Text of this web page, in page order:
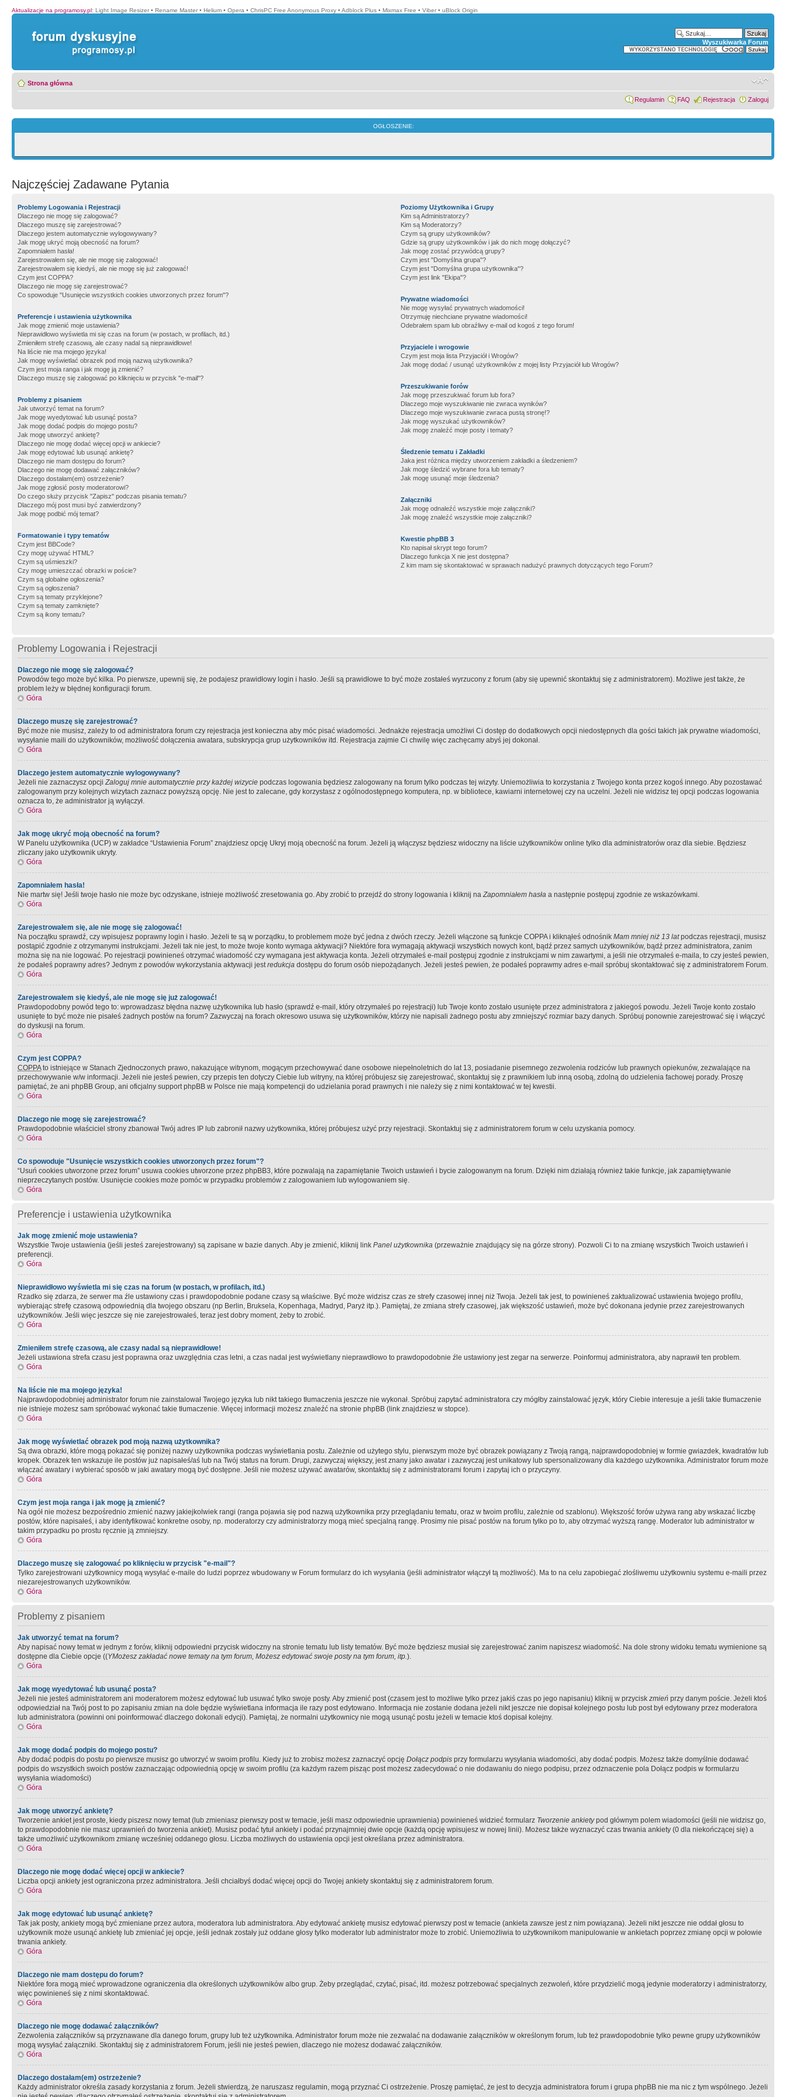
Aktualizacje na programosy.pl: Light Image Resizer • Rename Master • Helium • Opera • ChrisPC Free Anonymous Proxy • Adblock Plus • Mixmax Free • Viber • uBlock Origin
Wyszukiwarka Forum
Strona główna
Regulamin FAQ Rejestracja Zaloguj
OGŁOSZENIE:
Najczęściej Zadawane Pytania
Problemy Logowania i Rejestracji
Dlaczego nie mogę się zalogować?
Dlaczego muszę się zarejestrować?
Dlaczego jestem automatycznie wylogowywany?
Jak mogę ukryć moją obecność na forum?
Zapomniałem hasła!
Zarejestrowałem się, ale nie mogę się zalogować!
Zarejestrowałem się kiedyś, ale nie mogę się już zalogować!
Czym jest COPPA?
Dlaczego nie mogę się zarejestrować?
Co spowoduje "Usunięcie wszystkich cookies utworzonych przez forum"?
Preferencje i ustawienia użytkownika
Jak mogę zmienić moje ustawienia?
Nieprawidłowo wyświetla mi się czas na forum (w postach, w profilach, itd.)
Zmieniłem strefę czasową, ale czasy nadal są nieprawidłowe!
Na liście nie ma mojego języka!
Jak mogę wyświetlać obrazek pod moją nazwą użytkownika?
Czym jest moja ranga i jak mogę ją zmienić?
Dlaczego muszę się zalogować po kliknięciu w przycisk "e-mail"?
Problemy z pisaniem
Jak utworzyć temat na forum?
Jak mogę wyedytować lub usunąć posta?
Jak mogę dodać podpis do mojego postu?
Jak mogę utworzyć ankietę?
Dlaczego nie mogę dodać więcej opcji w ankiecie?
Jak mogę edytować lub usunąć ankietę?
Dlaczego nie mam dostępu do forum?
Dlaczego nie mogę dodawać załączników?
Dlaczego dostałam(em) ostrzeżenie?
Jak mogę zgłosić posty moderatorowi?
Do czego służy przycisk "Zapisz" podczas pisania tematu?
Dlaczego mój post musi być zatwierdzony?
Jak mogę podbić mój temat?
Formatowanie i typy tematów
Czym jest BBCode?
Czy mogę używać HTML?
Czym są uśmieszki?
Czy mogę umieszczać obrazki w poście?
Czym są globalne ogłoszenia?
Czym są ogłoszenia?
Czym są tematy przyklejone?
Czym są tematy zamknięte?
Czym są ikony tematu?
Poziomy Użytkownika i Grupy
Kim są Administratorzy?
Kim są Moderatorzy?
Czym są grupy użytkowników?
Gdzie są grupy użytkowników i jak do nich mogę dołączyć?
Jak mogę zostać przywódcą grupy?
Czym jest "Domyślna grupa"?
Czym jest "Domyślna grupa użytkownika"?
Czym jest link "Ekipa"?
Prywatne wiadomości
Nie mogę wysyłać prywatnych wiadomości!
Otrzymuję niechciane prywatne wiadomości!
Odebrałem spam lub obraźliwy e-mail od kogoś z tego forum!
Przyjaciele i wrogowie
Czym jest moja lista Przyjaciół i Wrogów?
Jak mogę dodać / usunąć użytkowników z mojej listy Przyjaciół lub Wrogów?
Przeszukiwanie forów
Jak mogę przeszukiwać forum lub fora?
Dlaczego moje wyszukiwanie nie zwraca wyników?
Dlaczego moje wyszukiwanie zwraca pustą stronę!?
Jak mogę wyszukać użytkowników?
Jak mogę znaleźć moje posty i tematy?
Śledzenie tematu i Zakładki
Jaka jest różnica między utworzeniem zakładki a śledzeniem?
Jak mogę śledzić wybrane fora lub tematy?
Jak mogę usunąć moje śledzenia?
Załączniki
Jak mogę odnaleźć wszystkie moje załączniki?
Jak mogę znaleźć wszystkie moje załączniki?
Kwestie phpBB 3
Kto napisał skrypt tego forum?
Dlaczego funkcja X nie jest dostępna?
Z kim mam się skontaktować w sprawach nadużyć prawnych dotyczących tego Forum?
Problemy Logowania i Rejestracji
Dlaczego nie mogę się zalogować?
Powodów tego może być kilka. Po pierwsze, upewnij się, że podajesz prawidłowy login i hasło. Jeśli są prawidłowe to być może zostałeś wyrzucony z forum (aby się upewnić skontaktuj się z administratorem). Możliwe jest także, że
problem leży w błędnej konfiguracji forum.
Góra
Dlaczego muszę się zarejestrować?
Być może nie musisz, zależy to od administratora forum czy rejestracja jest konieczna aby móc pisać wiadomości. Jednakże rejestracja umożliwi Ci dostęp do dodatkowych opcji niedostępnych dla gości takich jak prywatne wiadomości,
wysyłanie maili do użytkowników, możliwość dołączenia awatara, subskrypcja grup użytkowników itd. Rejestracja zajmie Ci chwilę więc zachęcamy abyś jej dokonał.
Góra
Dlaczego jestem automatycznie wylogowywany?
Jeżeli nie zaznaczysz opcjiZaloguj mnie automatycznie przy każdej wizycie podczas logowania będziesz zalogowany na forum tylko podczas tej wizyty. Uniemożliwia to korzystania z Twojego konta przez kogoś innego. Aby pozostawać
zalogowanym przy kolejnych wizytach zaznacz powyższą opcję. Nie jest to zalecane, gdy korzystasz z ogólnodostępnego komputera, np. w bibliotece, kawiarni internetowej czy na uczelni. Jeżeli nie widzisz tej opcji podczas logowania
oznacza to, że administrator ją wyłączył.
Góra
Jak mogę ukryć moją obecność na forum?
W Panelu użytkownika (UCP) w zakładce “Ustawienia Forum” znajdziesz opcję Ukryj moją obecność na forum. Jeżeli ją włączysz będziesz widoczny na liście użytkowników online tylko dla administratorów oraz dla siebie. Będziesz
zliczany jako użytkownik ukryty.
Góra
Zapomniałem hasła!
Nie martw się! Jeśli twoje hasło nie może byc odzyskane, istnieje możliwość zresetowania go. Aby zrobić to przejdź do strony logowania i kliknij naZapomniałem hasła a następnie postępuj zgodnie ze wskazówkami.
Góra
Zarejestrowałem się, ale nie mogę się zalogować!
Na początku sprawdź, czy wpisujesz poprawny login i hasło. Jeżeli te są w porządku, to problemem może być jedna z dwóch rzeczy. Jeżeli włączone są funkcje COPPA i kliknąłeś odnośnik Mam mniej niż 13 latpodczas rejestracji, musisz
postąpić zgodnie z otrzymanymi instrukcjami. Jeżeli tak nie jest, to może twoje konto wymaga aktywacji? Niektóre fora wymagają aktywacji wszystkich nowych kont, bądź przez samych użytkowników, bądź przez administratora, zanim
można się na nie logować. Po rejestracji powinieneś otrzymać wiadomość czy wymagana jest aktywacja konta. Jeżeli otrzymałeś e-mail postępuj zgodnie z instrukcjami w nim zawartymi, a jeśli nie otrzymałeś e-maila, to czy jesteś pewien,
że podałeś poprawny adres? Jednym z powodów wykorzystania aktywacji jestredukcja dostępu do forum osób niepożądanych. Jeżeli jesteś pewien, że podałeś poprawmy adres e-mail spróbuj skontaktować się z administratorem Forum.
Góra
Zarejestrowałem się kiedyś, ale nie mogę się już zalogować!
Prawdopodobny powód tego to: wprowadzasz błędna nazwę użytkownika lub hasło (sprawdź e-mail, który otrzymałeś po rejestracji) lub Twoje konto zostało usunięte przez administratora z jakiegoś powodu. Jeżeli Twoje konto zostało
usunięte to być może nie pisałeś żadnych postów na forum? Zazwyczaj na forach okresowo usuwa się użytkowników, którzy nie napisali żadnego postu aby zmniejszyć rozmiar bazy danych. Spróbuj ponownie zarejestrować się i włączyć
do dyskusji na forum.
Góra
Czym jest COPPA?
COPPAto istniejące w Stanach Zjednoczonych prawo, nakazujące witrynom, mogącym przechowywać dane osobowe niepełnoletnich do lat 13, posiadanie pisemnego zezwolenia rodziców lub prawnych opiekunów, zezwalające na
przechowywanie w/w informacji. Jeżeli nie jesteś pewien, czy przepis ten dotyczy Ciebie lub witryny, na której próbujesz się zarejestrować, skontaktuj się z prawnikiem lub inną osobą, zdolną do udzielenia fachowej porady. Proszę
pamiętać, że ani phpBB Group, ani oficjalny support phpBB w Polsce nie mają kompetencji do udzielania porad prawnych i nie należy się z nimi kontaktować w tej kwestii.
Góra
Dlaczego nie mogę się zarejestrować?
Prawdopodobnie właściciel strony zbanował Twój adres IP lub zabronił nazwy użytkownika, której próbujesz użyć przy rejestracji. Skontaktuj się z administratorem forum w celu uzyskania pomocy.
Góra
Co spowoduje "Usunięcie wszystkich cookies utworzonych przez forum"?
“Usuń cookies utworzone przez forum” usuwa cookies utworzone przez phpBB3, które pozwalają na zapamiętanie Twoich ustawień i bycie zalogowanym na forum. Dzięki nim działają również takie funkcje, jak zapamiętywanie
nieprzeczytanych postów. Usunięcie cookies może pomóc w przypadku problemów z zalogowaniem lub wylogowaniem się.
Góra
Preferencje i ustawienia użytkownika
Jak mogę zmienić moje ustawienia?
Wszystkie Twoje ustawienia (jeśli jesteś zarejestrowany) są zapisane w bazie danych. Aby je zmienić, kliknij link Panel użytkownika (przeważnie znajdujący się na górze strony). Pozwoli Ci to na zmianę wszystkich Twoich ustawień i
preferencji.
Góra
Nieprawidłowo wyświetla mi się czas na forum (w postach, w profilach, itd.)
Rzadko się zdarza, że serwer ma źle ustawiony czas i prawdopodobnie podane czasy są właściwe. Być może widzisz czas ze strefy czasowej innej niż Twoja. Jeżeli tak jest, to powinieneś zaktualizować ustawienia twojego profilu,
wybierając strefę czasową odpowiednią dla twojego obszaru (np Berlin, Bruksela, Kopenhaga, Madryd, Paryż itp.). Pamiętaj, że zmiana strefy czasowej, jak większość ustawień, może być dokonana jedynie przez zarejestrowanych
użytkowników. Jeśli więc jeszcze się nie zarejestrowałeś, teraz jest dobry moment, żeby to zrobić.
Góra
Zmieniłem strefę czasową, ale czasy nadal są nieprawidłowe!
Jeżeli ustawiona strefa czasu jest poprawna oraz uwzględnia czas letni, a czas nadal jest wyświetlany nieprawdłowo to prawdopodobnie źle ustawiony jest zegar na serwerze. Poinformuj administratora, aby naprawił ten problem.
Góra
Na liście nie ma mojego języka!
Najprawdopodobniej administrator forum nie zainstalował Twojego języka lub nikt takiego tłumaczenia jeszcze nie wykonał. Spróbuj zapytać administratora czy mógłby zainstalować język, który Ciebie interesuje a jeśli takie tłumaczenie
nie istnieje możesz sam spróbować wykonać takie tłumaczenie. Więcej informacji możesz znaleźć na stronie phpBB (link znajdziesz w stopce).
Góra
Jak mogę wyświetlać obrazek pod moją nazwą użytkownika?
Są dwa obrazki, które mogą pokazać się poniżej nazwy użytkownika podczas wyświetlania postu. Zależnie od użytego stylu, pierwszym może być obrazek powiązany z Twoją rangą, najprawdopodobniej w formie gwiazdek, kwadratów lub
kropek. Obrazek ten wskazuje ile postów już napisałeś/aś lub na Twój status na forum. Drugi, zazwyczaj większy, jest znany jako awatar i zazwyczaj jest unikatowy lub spersonalizowany dla każdego użytkownika. Administrator forum może
włączać awatary i wybierać sposób w jaki awatary mogą być dostępne. Jeśli nie możesz używać awatarów, skontaktuj się z administratorami forum i zapytaj ich o przyczyny.
Góra
Czym jest moja ranga i jak mogę ją zmienić?
Na ogół nie możesz bezpośrednio zmienić nazwy jakiejkolwiek rangi (ranga pojawia się pod nazwą użytkownika przy przeglądaniu tematu, oraz w twoim profilu, zależnie od szablonu). Większość forów używa rang aby wskazać liczbę
postów, które napisałeś, i aby identyfikować konkretne osoby, np. moderatorzy czy administratorzy mogą mieć specjalną rangę. Prosimy nie pisać postów na forum tylko po to, aby otrzymać wyższą rangę. Moderator lub administrator w
takim przypadku po prostu ręcznie ją zmniejszy.
Góra
Dlaczego muszę się zalogować po kliknięciu w przycisk "e-mail"?
Tylko zarejestrowani użytkownicy mogą wysyłać e-maile do ludzi poprzez wbudowany w Forum formularz do ich wysyłania (jeśli administrator włączył tą możliwość). Ma to na celu zapobiegać złośliwemu użytkowniu systemu e-maili przez
niezarejestrowanych użytkowników.
Góra
Problemy z pisaniem
Jak utworzyć temat na forum?
Aby napisać nowy temat w jednym z forów, kliknij odpowiedni przycisk widoczny na stronie tematu lub listy tematów. Być może będziesz musiał się zarejestrować zanim napiszesz wiadomość. Na dole strony widoku tematu wymienione są
dostępne dla Ciebie opcje ((YMożesz zakładać nowe tematy na tym forum, Możesz edytować swoje posty na tym forum, itp.).
Góra
Jak mogę wyedytować lub usunąć posta?
Jeżeli nie jesteś administratorem ani moderatorem możesz edytować lub usuwać tylko swoje posty. Aby zmienić post (czasem jest to możliwe tylko przez jakiś czas po jego napisaniu) kliknij w przycisk zmień przy danym poście. Jeżeli ktoś
odpowiedział na Twój post to po zapisaniu zmian na dole będzie wyświetlana informacja ile razy post edytowano. Informacja nie zostanie dodana jeżeli nikt jeszcze nie dopisał kolejnego postu lub post był edytowany przez moderatora
lub administratora (powinni oni poinformować dlaczego dokonali edycji). Pamiętaj, że normalni użytkownicy nie mogą usunąć postu jeżeli w temacie ktoś dopisał kolejny.
Góra
Jak mogę dodać podpis do mojego postu?
Aby dodać podpis do postu po pierwsze musisz go utworzyć w swoim profilu. Kiedy już to zrobisz możesz zaznaczyć opcję Dołącz podpis przy formularzu wysyłania wiadomości, aby dodać podpis. Możesz także domyślnie dodawać
podpis do wszystkich swoich postów zaznaczając odpowiednią opcję w swoim profilu (za każdym razem pisząc post możesz zadecydować o nie dodawaniu do niego podpisu, przez odznaczenie pola Dołącz podpis w formularzu
wysyłania wiadomości)
Góra
Jak mogę utworzyć ankietę?
Tworzenie ankiet jest proste, kiedy piszesz nowy temat (lub zmieniasz pierwszy post w temacie, jeśli masz odpowiednie uprawnienia) powinieneś widzieć formularz Tworzenie ankietypod głównym polem wiadomości (jeśli nie widzisz go,
to prawdopodobnie nie masz uprawnień do tworzenia ankiet). Musisz podać tytuł ankiety i podać przynajmniej dwie opcje (każdą opcję wpisujesz w nowej linii). Możesz także wyznaczyć czas trwania ankiety (0 dla niekończącej się) a
także umożliwić użytkownikom zmianę wcześniej oddanego głosu. Liczba możliwych do ustawienia opcji jest określana przez administratora.
Góra
Dlaczego nie mogę dodać więcej opcji w ankiecie?
Liczba opcji ankiety jest ograniczona przez administratora. Jeśli chciałbyś dodać więcej opcji do Twojej ankiety skontaktuj się z administratorem forum.
Góra
Jak mogę edytować lub usunąć ankietę?
Tak jak posty, ankiety mogą być zmieniane przez autora, moderatora lub administratora. Aby edytować ankietę musisz edytować pierwszy post w temacie (ankieta zawsze jest z nim powiązana). Jeżeli nikt jeszcze nie oddał głosu to
użytkownik może usunąć ankietę lub zmieniać jej opcje, jeśli jednak zostały już oddane głosy tylko moderator lub administrator może to zrobić. Uniemożliwia to użytkownikom manipulowanie w ankietach poprzez zmianę opcji w połowie
trwania ankiety.
Góra
Dlaczego nie mam dostępu do forum?
Niektóre fora mogą mieć wprowadzone ograniczenia dla określonych użytkowników albo grup. Żeby przeglądać, czytać, pisać, itd. możesz potrzebować specjalnych zezwoleń, które przydzielić mogą jedynie moderatorzy i administratorzy,
więc powinieneś się z nimi skontaktować.
Góra
Dlaczego nie mogę dodawać załączników?
Zezwolenia załączników są przyznawane dla danego forum, grupy lub też użytkownika. Administrator forum może nie zezwalać na dodawanie załączników w określonym forum, lub też prawdopodobnie tylko pewne grupy użytkowników
mogą wysyłać załączniki. Skontaktuj się z administratorem Forum, jeśli nie jesteś pewien, dlaczego nie możesz dodawać załączników.
Góra
Dlaczego dostałam(em) ostrzeżenie?
Każdy administrator określa zasady korzystania z forum. Jeżeli stwierdzą, że naruszasz regulamin, mogą przyznać Ci ostrzeżenie. Proszę pamiętać, że jest to decyzja administratora forum i grupa phpBB nie ma nic z tym wspólnego. Jeżeli